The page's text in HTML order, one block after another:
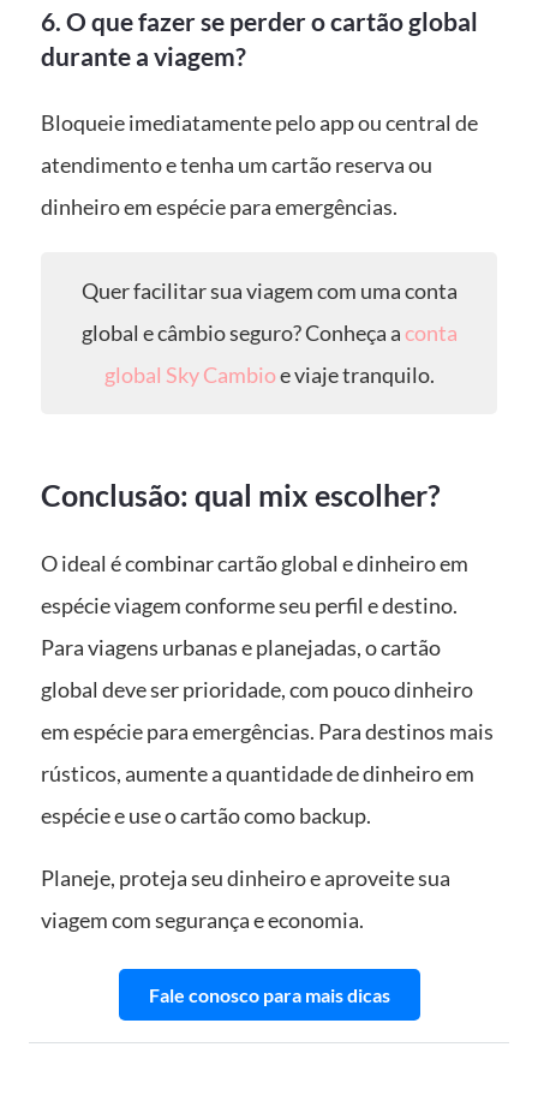
6. O que fazer se perder o cartão global
durante a viagem?
Bloqueie imediatamente pelo app ou central de
atendimento e tenha um cartão reserva ou
dinheiro em espécie para emergências.
Quer facilitar sua viagem com uma conta
global e câmbio seguro? Conheça aconta
global Sky Cambioe viaje tranquilo.
Conclusão: qual mix escolher?
O ideal é combinar cartão global e dinheiro em
espécie viagem conforme seu perfil e destino.
Para viagens urbanas e planejadas, o cartão
global deve ser prioridade, com pouco dinheiro
em espécie para emergências. Para destinos mais
rústicos, aumente a quantidade de dinheiro em
espécie e use o cartão como backup.
Planeje, proteja seu dinheiro e aproveite sua
viagem com segurança e economia.
Fale conosco para mais dicas